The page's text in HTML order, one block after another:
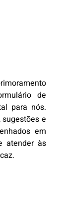
de
para nós.
e
em
atender às